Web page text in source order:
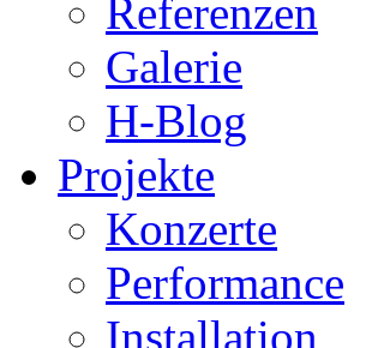
Referenzen
Galerie
H-Blog
Projekte
Konzerte
Performance
Installation